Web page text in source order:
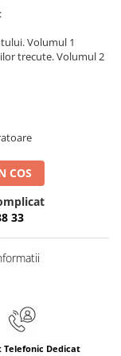
Volumul 1
trecute. Volumul 2
COS
33
Telefonic Dedicat